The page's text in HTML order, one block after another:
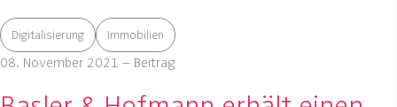
Digitalisierung Immobilien
08. November 2021 – Beitrag